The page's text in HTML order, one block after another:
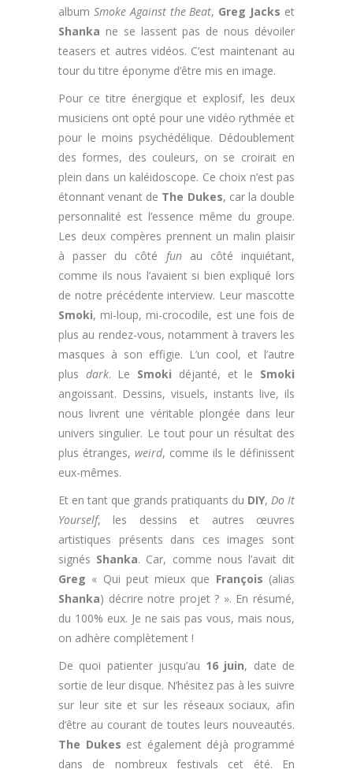
album Smoke Against the Beat, Greg Jacks et
Shanka ne se lassent pas de nous dévoiler
teasers et autres vidéos. C’est maintenant au
tour du titre éponyme d’être mis en image.
Pour ce titre énergique et explosif, les deux
musiciens ont opté pour une vidéo rythmée et
pour le moins psychédélique. Dédoublement
des formes, des couleurs, on se croirait en
plein dans un kaléidoscope. Ce choix n’est pas
étonnant venant de The Dukes, car la double
personnalité est l’essence même du groupe.
Les deux compères prennent un malin plaisir
à passer du côté funau côté inquiétant,
comme ils nous l’avaient si bien expliqué lors
de notre précédente interview. Leur mascotte
Smoki, mi-loup, mi-crocodile, est une fois de
plus au rendez-vous, notamment à travers les
masques à son effigie. L’un cool, et l’autre
plus dark. Le Smoki déjanté, et le Smoki
angoissant. Dessins, visuels, instants live, ils
nous livrent une véritable plongée dans leur
univers singulier. Le tout pour un résultat des
plus étranges, weird, comme ils le définissent
eux-mêmes.
Et en tant que grands pratiquants du DIY, Do It
Yourself, les dessins et autres œuvres
artistiques présents dans ces images sont
signés Shanka. Car, comme nous l’avait dit
Greg « Qui peut mieux que François (alias
Shanka) décrire notre projet ? ». En résumé,
du 100% eux. Je ne sais pas vous, mais nous,
on adhère complètement !
De quoi patienter jusqu’au 16 juin, date de
sortie de leur disque. N’hésitez pas à les suivre
sur leur site et sur les réseaux sociaux, afin
d’être au courant de toutes leurs nouveautés.
The Dukes est également déjà programmé
dans de nombreux festivals cet été. En